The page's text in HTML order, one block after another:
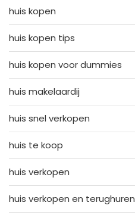
huis kopen
huis kopen tips
huis kopen voor dummies
huis makelaardij
huis snel verkopen
huis te koop
huis verkopen
huis verkopen en terughuren